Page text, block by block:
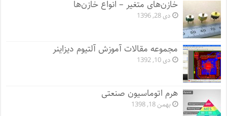
خازن‌های متغیر – انواع خازن‌ها
دی 28, 1396
مجموعه مقالات آموزش آلتیوم دیزاینر
دی 10, 1392
هرم اتوماسیون صنعتی
بهمن 18, 1398